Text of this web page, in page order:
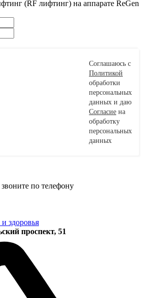
(RF лифтинг) на аппарате ReGen
Соглашаюсь с
Политикой
обработки
персональных
данных и даю
Согласие на
обработку
персональных
данных
по телефону
здоровья
проспект, 51